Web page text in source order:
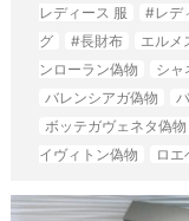
レディース 服
#レデ
グ
#長財布 エルメ
ンローラン偽物
シャ
バレンシアガ偽物
ボッテガヴェネタ偽物
イヴィトン偽物
ロエ